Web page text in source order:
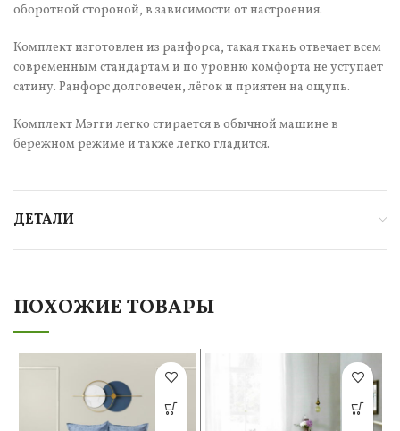
оборотной стороной, в зависимости от настроения.
Комплект изготовлен из ранфорса, такая ткань отвечает всем
современным стандартам и по уровню комфорта не уступает
сатину. Ранфорс долговечен, лёгок и приятен на ощупь.
Комплект Мэгги легко стирается в обычной машине в
бережном режиме и также легко гладится.
ДЕТАЛИ
ПОХОЖИЕ ТОВАРЫ